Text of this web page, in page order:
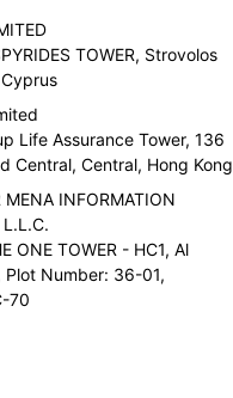
TOWER, Strovolos
Life Assurance Tower, 136
Central, Central, Hong Kong
MENA INFORMATION
ONE TOWER - HC1, Al
Plot Number: 36-01,
70